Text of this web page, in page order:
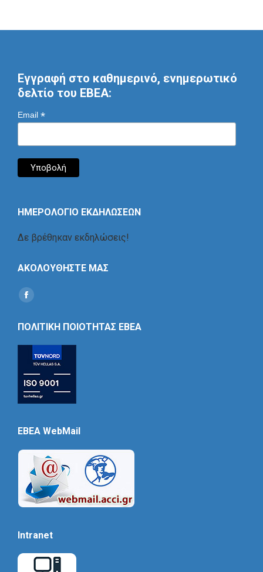
Εγγραφή στο καθημερινό, ενημερωτικό
δελτίο του ΕΒΕΑ:
Email *
ΗΜΕΡΟΛΟΓΙΟ ΕΚΔΗΛΩΣΕΩΝ
Δε βρέθηκαν εκδηλώσεις!
ΑΚΟΛΟΥΘΗΣΤΕ ΜΑΣ
Find us on:
Social
ΠΟΛΙΤΙΚΗ ΠΟΙΟΤΗΤΑΣ ΕΒΕΑ
EBEA WebMail
Intranet